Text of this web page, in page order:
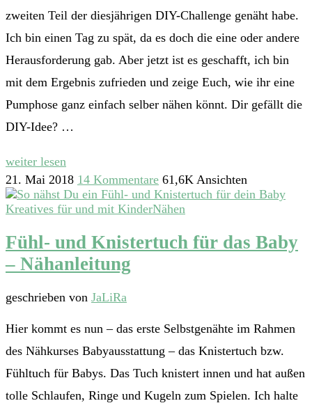
zweiten Teil der diesjährigen DIY-Challenge genäht habe.
Ich bin einen Tag zu spät, da es doch die eine oder andere
Herausforderung gab. Aber jetzt ist es geschafft, ich bin
mit dem Ergebnis zufrieden und zeige Euch, wie ihr eine
Pumphose ganz einfach selber nähen könnt. Dir gefällt die
DIY-Idee? …
weiter lesen
21. Mai 2018 14 Kommentare 61,6K Ansichten
Kreatives für und mit KinderNähen
Fühl- und Knistertuch für das Baby
– Nähanleitung
geschrieben von JaLiRa
Hier kommt es nun – das erste Selbstgenähte im Rahmen
des Nähkurses Babyausstattung – das Knistertuch bzw.
Fühltuch für Babys. Das Tuch knistert innen und hat außen
tolle Schlaufen, Ringe und Kugeln zum Spielen. Ich halte